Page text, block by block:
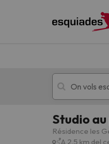
Esquí
Studio
Résidence les
A 2.5 km del